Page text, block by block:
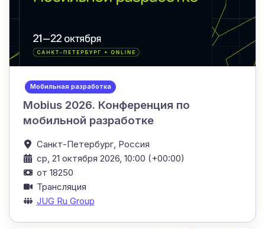
Мобильная разработка
Mobius 2026. Конференция по
мобильной разработке
Санкт-Петербург, Россия
ср, 21 октября 2026, 10:00 (+00:00)
от 18250
Трансляция
JUG Ru Group